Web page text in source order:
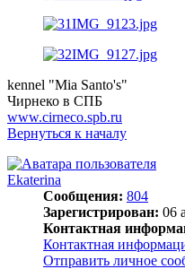
kennel "Mia Santo's"
Чирнеко в СПБ
www.cirneco.spb.ru
Вернуться к началу
Ekaterina
Сообщения: 804
Зарегистрирован: 06
Контактная
Контактная
Отправить личное